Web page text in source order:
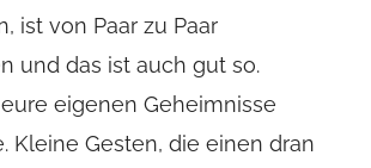
ist von Paar zu Paar
und das ist auch gut so.
eigenen Geheimnisse
Kleine Gesten, die einen dran